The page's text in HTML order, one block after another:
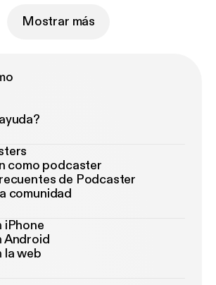
Mostrar más
como podcaster
de Podcaster
comunidad
iPhone
Android
la web